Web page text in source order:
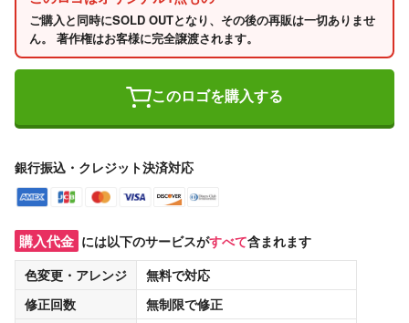
ご購入と同時にSOLD OUTとなり、その後の再販は一切ありませ
ん。 著作権はお客様に完全譲渡されます。
このロゴを購入する
銀行振込・クレジット決済対応
購入代金 には以下のサービスがすべて含まれます
色変更・アレンジ
無料で対応
修正回数
無制限で修正